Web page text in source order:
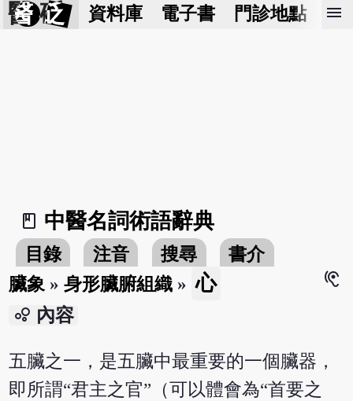
醫 砭 資料庫 電子書 門診地點 預
menu
book_2
中醫名詞術語辭典
目錄 注音 搜尋
書介
臟象 »身形臟腑組織 » 心
hearing
bubble_chart 內容
五臟之一，是五臟中最重要的一個臟器，
即所謂“君主之官”（可以體會為“首要之